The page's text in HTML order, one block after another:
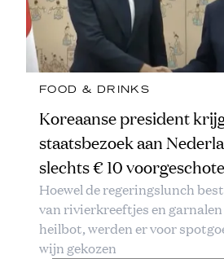
FOOD & DRINKS
Koreaanse president
staatsbezoek aan
slechts € 10
Hoewel de regeringslunch
van rivierkreeftjes en
heilbot, werden er voor
wijn gekozen